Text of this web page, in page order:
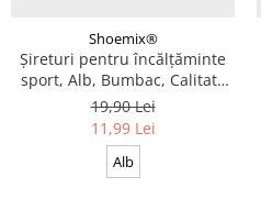
Shoemix®
Șireturi pentru încălțăminte
sport, Alb, Bumbac, Calitate
premium, 100 cm x 0.8 cm
19,90 Lei
11,99 Lei
Alb